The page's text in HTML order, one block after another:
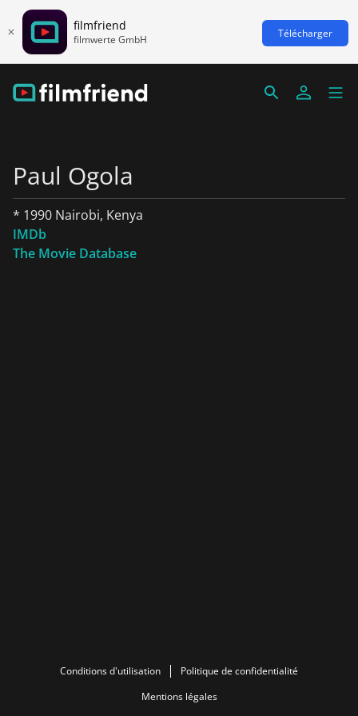
filmfriend
filmwerte GmbH Télécharger
Paul Ogola
* 1990 Nairobi, Kenya
IMDb
The Movie Database
Conditions d'utilisation
Politique de confidentialité
Mentions légales